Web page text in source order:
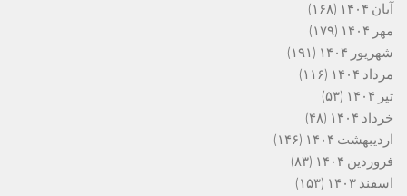
آبان ۱۴۰۴
(۱۶۸)
مهر ۱۴۰۴
(۱۷۹)
شهریور ۱۴۰۴
(۱۹۱)
مرداد ۱۴۰۴
(۱۱۶)
تیر ۱۴۰۴
(۵۳)
خرداد ۱۴۰۴
(۴۸)
اردیبهشت ۱۴۰۴
(۱۴۶)
فروردین ۱۴۰۴
(۸۳)
اسفند ۱۴۰۳
(۱۵۳)